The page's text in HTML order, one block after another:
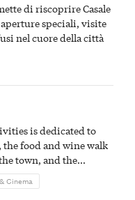
di riscoprire Casale
speciali, visite
nel cuore della città
is dedicated to
food and wine walk
town, and the
Cinema